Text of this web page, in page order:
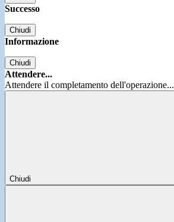
Successo
Chiudi
Informazione
Chiudi
Attendere...
Attendere il completamento dell'operazione...
Chiudi